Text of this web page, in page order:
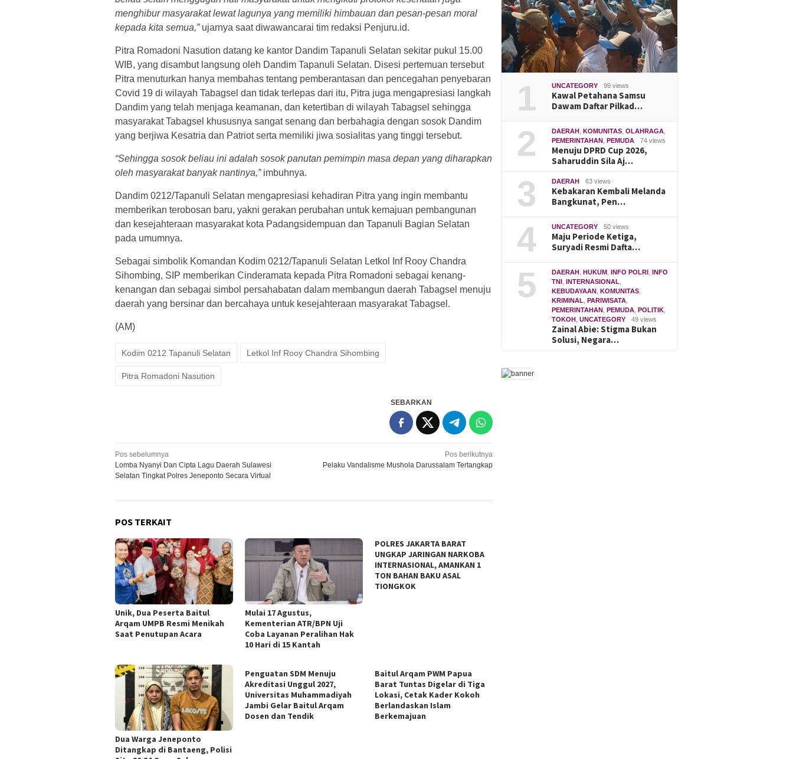
menghibur masyarakat lewat lagunya yang memiliki himbauan dan pesan-pesan moral
kepada kita semua,”ujarnya saat diwawancarai tim redaksi Penjuru.id.
Pitra Romadoni Nasution datang ke kantor Dandim Tapanuli Selatan sekitar pukul 15.00
WIB, yang disambut langsung oleh Dandim Tapanuli Selatan. Disesi pertemuan tersebut
Pitra menuturkan hanya membahas tentang pemberantasan dan pencegahan penyebaran
Covid 19 di wilayah Tabagsel dan tidak terlepas dari itu, Pitra juga mengapresiasi langkah
Dandim yang telah menjaga keamanan, dan ketertiban di wilayah Tabagsel sehingga
masyarakat Tabagsel khususnya sangat senang dan berbahagia dengan sosok Dandim
yang berjiwa Kesatria dan Patriot serta memiliki jiwa sosialitas yang tinggi tersebut.
“Sehingga sosok beliau ini adalah sosok panutan pemimpin masa depan yang diharapkan
oleh masyarakat banyak nantinya,”imbuhnya.
Dandim 0212/Tapanuli Selatan mengapresiasi kehadiran Pitra yang ingin membantu
memberikan terobosan baru, yakni gerakan perubahan untuk kemajuan pembangunan
dan kesejahteraan masyarakat kota Padangsidempuan dan Tapanuli Bagian Selatan
pada umumnya.
Sebagai simbolik Komandan Kodim 0212/Tapanuli Selatan Letkol Inf Rooy Chandra
Sihombing, SIP memberikan Cinderamata kepada Pitra Romadoni sebagai kenang-
kenangan dan sebagai simbol persahabatan dalam membangun daerah Tabagsel menuju
daerah yang bersinar dan bercahaya untuk kesejahteraan masyarakat Tabagsel.
(AM)
Kodim 0212 Tapanuli Selatan Letkol Inf Rooy Chandra Sihombing
Pitra Romadoni Nasution
SEBARKAN
Navigasi
pos
Pos sebelumnya
Lomba Nyanyi Dan Cipta Lagu Daerah Sulawesi
Selatan Tingkat Polres Jeneponto Secara Virtual
Pos berikutnya
Pelaku Vandalisme Mushola Darussalam Tertangkap
POS TERKAIT
Unik, Dua Peserta Baitul
Arqam UMPB Resmi Menikah
Saat Penutupan Acara
Mulai 17 Agustus,
Kementerian ATR/BPN Uji
Coba Layanan Peralihan Hak
10 Hari di 15 Kantah
POLRES JAKARTA BARAT
UNGKAP JARINGAN NARKOBA
INTERNASIONAL, AMANKAN 1
TON BAHAN BAKU ASAL
TIONGKOK
Dua Warga Jeneponto
Ditangkap di Bantaeng, Polisi
Penguatan SDM Menuju
Akreditasi Unggul 2027,
Universitas Muhammadiyah
Jambi Gelar Baitul Arqam
Dosen dan Tendik
Baitul Arqam PWM Papua
Barat Tuntas Digelar di Tiga
Lokasi, Cetak Kader Kokoh
Berlandaskan Islam
Berkemajuan
1 UNCATEGORY 99 views
Kawal Petahana Samsu
Dawam Daftar Pilkad…
2 DAERAH ,KOMUNITAS ,OLAHRAGA
PEMERINTAHAN ,PEMUDA 74 views
Menuju DPRD Cup 2026,
Saharuddin Sila Aj…
3 DAERAH 63 views
Kebakaran Kembali Melanda
Bangkunat, Pen…
4 UNCATEGORY 50 views
Maju Periode Ketiga,
Suryadi Resmi Dafta…
5 DAERAH ,HUKUM ,INFO POLRI ,INFO
TNI ,INTERNASIONAL
KEBUDAYAAN ,KOMUNITAS
KRIMINAL ,PARIWISATA
PEMERINTAHAN ,PEMUDA ,POLITIK
TOKOH ,UNCATEGORY 49 views
Zainal Abie: Stigma Bukan
Solusi, Negara…